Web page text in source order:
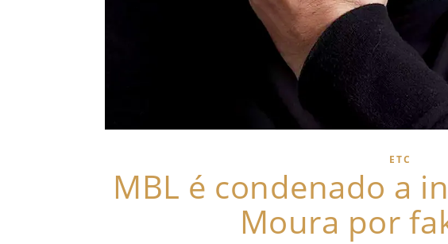
ETC
MBL é condenado a
Moura por